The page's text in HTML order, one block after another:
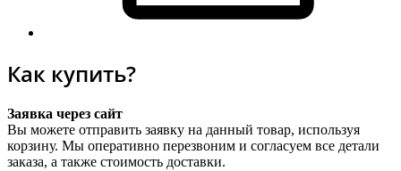
Как купить?
Заявка через сайт
Вы можете отправить заявку на данный товар, используя
корзину. Мы оперативно перезвоним и согласуем все детали
заказа, а также стоимость доставки.